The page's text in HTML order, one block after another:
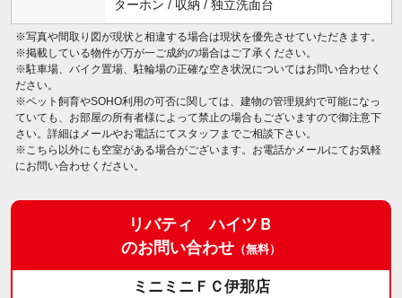
ターホン / 収納 / 独立洗面台
※写真や間取り図が現状と相違する場合は現状を優先させていただきます。
※掲載している物件が万が一ご成約の場合はご了承ください。
※駐車場、バイク置場、駐輪場の正確な空き状況についてはお問い合わせく
ださい。
※ペット飼育やSOHO利用の可否に関しては、建物の管理規約で可能になっ
ていても、お部屋の所有者様によって禁止の場合もございますので御注意下
さい。詳細はメールやお電話にてスタッフまでご相談下さい。
※こちら以外にも空室がある場合がございます。お電話かメールにてお気軽
にお問い合わせください。
リバティ ハイツＢ
のお問い合わせ （無料）
ミニミニＦＣ伊那店